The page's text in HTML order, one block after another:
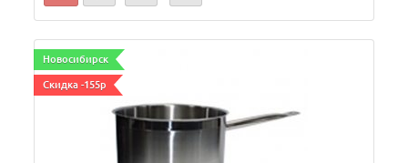
Новосибирск
Скидка -155р